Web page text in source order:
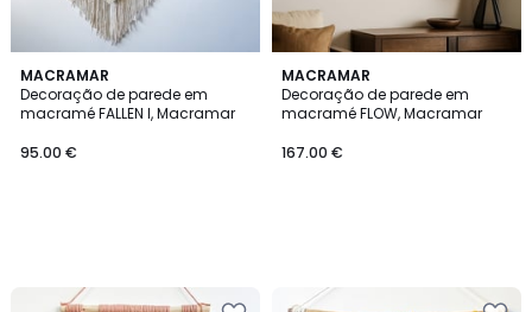
MACRAMAR
Decoração de parede em
macramé FALLEN I, Macramar
95.00 €
MACRAMAR
Decoração de parede em
macramé FLOW, Macramar
167.00 €